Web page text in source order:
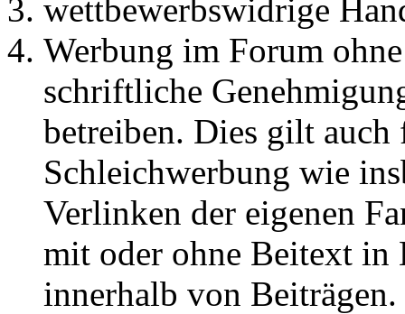
wettbewerbswidrige
Werbung im Forum
schriftliche
betreiben. Dies gilt auch
Schleichwerbung wie
Verlinken der eigenen
mit oder ohne Beitext in
innerhalb von Beiträgen.